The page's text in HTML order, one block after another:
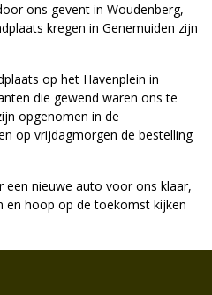
ons gevent in Woudenberg,
kregen in Genemuiden zijn
op het Havenplein in
die gewend waren ons te
opgenomen in de
op vrijdagmorgen de bestelling
een nieuwe auto voor ons klaar,
hoop op de toekomst kijken